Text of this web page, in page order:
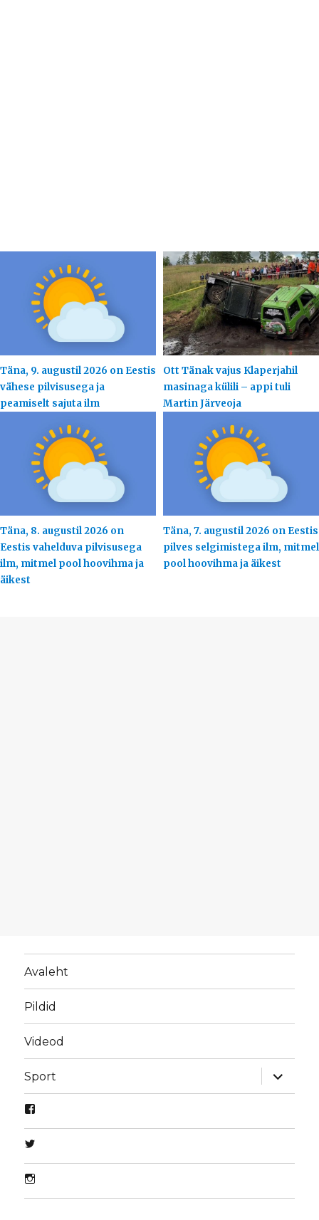
Täna, 9. augustil 2026 on Eestis
vähese pilvisusega ja
peamiselt sajuta ilm
Ott Tänak vajus Klaperjahil
masinaga külili – appi tuli
Martin Järveoja
Täna, 8. augustil 2026 on
Eestis vahelduva pilvisusega
ilm, mitmel pool hoovihma ja
äikest
Täna, 7. augustil 2026 on Eestis
pilves selgimistega ilm, mitmel
pool hoovihma ja äikest
Avaleht
Pildid
Videod
Sport
laienda